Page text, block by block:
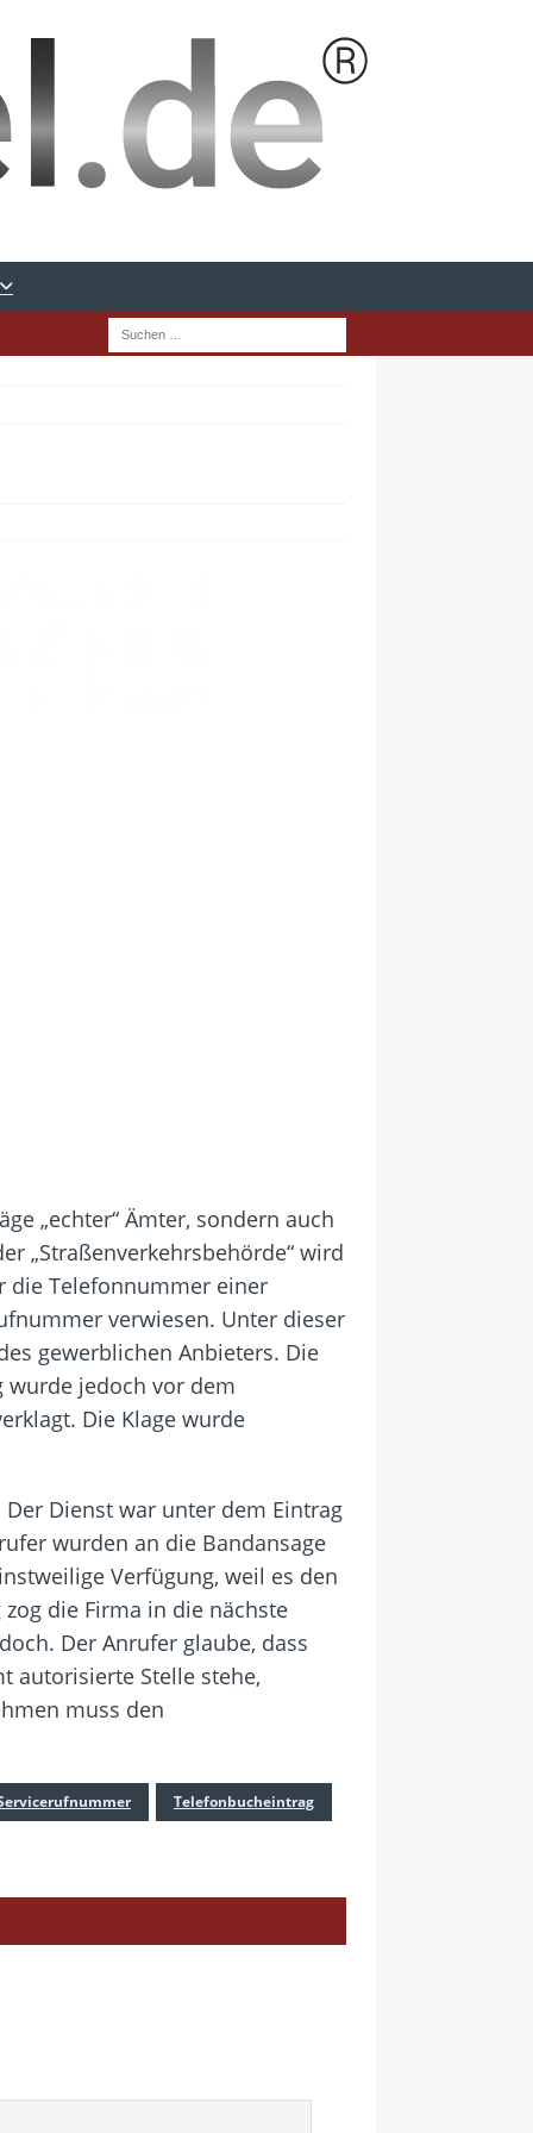
„echter“ Ämter, sondern auch
„Straßenverkehrsbehörde“ wird
die Telefonnummer einer
verwiesen. Unter dieser
gewerblichen Anbieters. Die
wurde jedoch vor dem
Die Klage wurde
Dienst war unter dem Eintrag
wurden an die Bandansage
Verfügung, weil es den
die Firma in die nächste
Der Anrufer glaube, dass
autorisierte Stelle stehe,
muss den
Telefonbucheintrag